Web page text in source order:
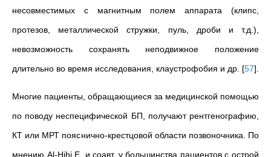
несовместимых с магнитным полем аппарата (клипс,
протезов, металлической стружки, пуль, дроби и т.д.),
невозможность сохранять неподвижное положение
длительно во время исследования, клаустрофобия и др. [57]
Многие пациенты, обращающиеся за медицинской помощью
по поводу неспецифической БП, получают рентгенографию,
КТ или МРТ пояснично-крестцовой области позвоночника. По
мнению Al-Hihi E. и соавт. у большинства пациентов с острой